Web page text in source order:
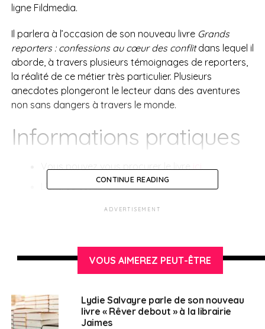
ligne Fildmedia.
Il parlera à l’occasion de son nouveau livre Grands
reporters : confessions au cœur des conflitdans lequel il
aborde, à travers plusieurs témoignages de reporters,
la réalité de ce métier très particulier. Plusieurs
anecdotes plongeront le lecteur dans des aventures
non sans dangers à travers le monde.
Informations pratiques
L’entrée est libre
Français en Espagne
CONTINUE READING
ADVERTISEMENT
VOUS AIMEREZ PEUT-ÊTRE
Lydie Salvayre parle de son nouveau
livre « Rêver debout » à la librairie
Jaimes